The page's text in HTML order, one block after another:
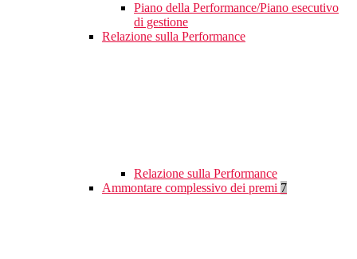
Piano della Performance/Piano esecutivo
di gestione
Relazione sulla Performance
Relazione sulla Performance
Ammontare complessivo dei premi 7